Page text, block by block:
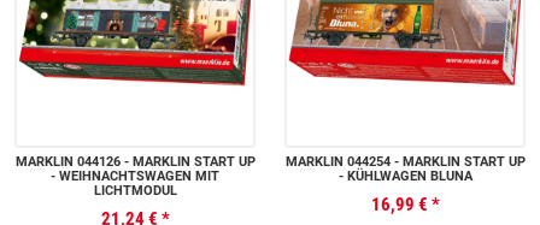
MÄRKLIN 044126 - MÄRKLIN START UP
- WEIHNACHTSWAGEN MIT
LICHTMODUL
21,24 € *
MÄRKLIN 044254 - MÄRKLIN START UP
- KÜHLWAGEN BLUNA
16,99 € *